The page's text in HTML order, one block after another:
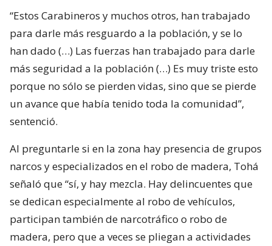
“Estos Carabineros y muchos otros, han trabajado
para darle más resguardo a la población, y se lo
han dado (…) Las fuerzas han trabajado para darle
más seguridad a la población (…) Es muy triste esto
porque no sólo se pierden vidas, sino que se pierde
un avance que había tenido toda la comunidad”,
sentenció.
Al preguntarle si en la zona hay presencia de grupos
narcos y especializados en el robo de madera, Tohá
señaló que “sí, y hay mezcla. Hay delincuentes que
se dedican especialmente al robo de vehículos,
participan también de narcotráfico o robo de
madera, pero que a veces se pliegan a actividades